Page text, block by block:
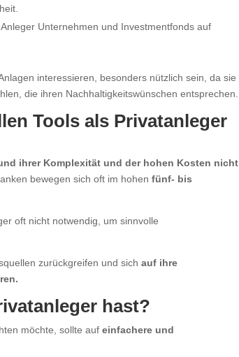
Unternehmen und Investmentfonds auf
interessieren, besonders nützlich sein, da sie
die ihren Nachhaltigkeitswünschen entsprechen.
Tools als Privatanleger
ihrer Komplexität und der hohen Kosten nicht
bewegen sich oft im hohenfünf- bis
oft nicht notwendig, um sinnvolle
zurückgreifen und sichauf ihre
hast?
möchte, sollte auf einfachere und